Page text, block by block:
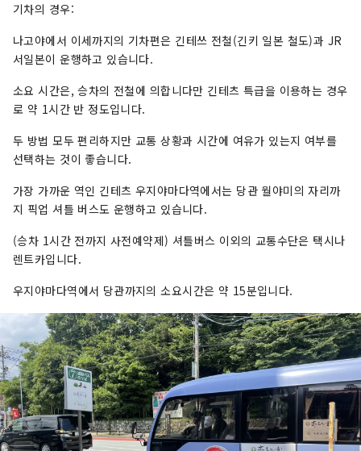
기차의 경우:
나고야에서 이세까지의 기차편은 긴테쓰 전철(긴키 일본 철도)과 JR
서일본이 운행하고 있습니다.
소요 시간은, 승차의 전철에 의합니다만 긴테츠 특급을 이용하는 경우
로 약 1시간 반 정도입니다.
두 방법 모두 편리하지만 교통 상황과 시간에 여유가 있는지 여부를
선택하는 것이 좋습니다.
가장 가까운 역인 긴테츠 우지야마다역에서는 당관 월야미의 자리까
지 픽업 셔틀 버스도 운행하고 있습니다.
(승차 1시간 전까지 사전예약제) 셔틀버스 이외의 교통수단은 택시나
렌트카입니다.
우지야마다역에서 당관까지의 소요시간은 약 15분입니다.